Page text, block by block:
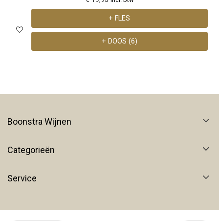
+ FLES
+ DOOS (6)
Boonstra Wijnen
Categorieën
Service